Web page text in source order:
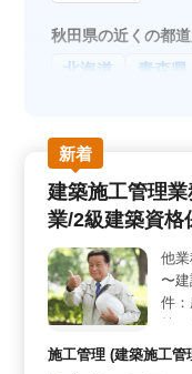
秋田県の近くの都
北海道 青森県
新着
建築施工管理
業/2級建築資格
他
〜
件
主打
施工管理 (建築施工